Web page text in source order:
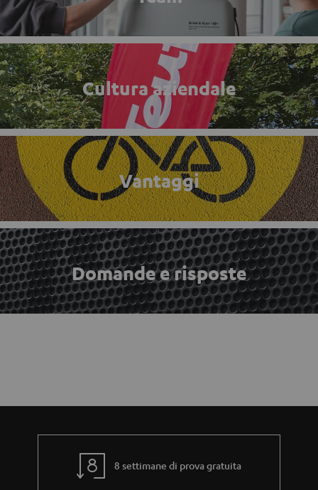
Cultura aziendale
Vantaggi
Domande e risposte
8 settimane di prova gratuita